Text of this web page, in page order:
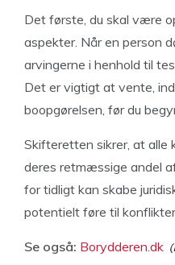
Det første, du skal være
aspekter. Når en person
arvingerne i henhold til
Det er vigtigt at vente,
boopgørelsen, før du
Skifteretten sikrer, at alle
deres retmæssige andel
for tidligt kan skabe
potentielt føre til
Se også: Borydderen.dk